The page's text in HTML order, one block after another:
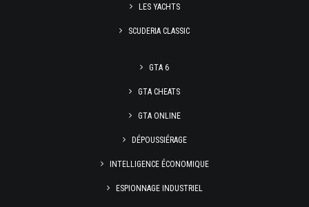
LES YACHTS
SCUDERIA CLASSIC
GTA 6
GTA CHEATS
GTA ONLINE
DÉPOUSSIÉRAGE
INTELLIGENCE ÉCONOMIQUE
ESPIONNAGE INDUSTRIEL